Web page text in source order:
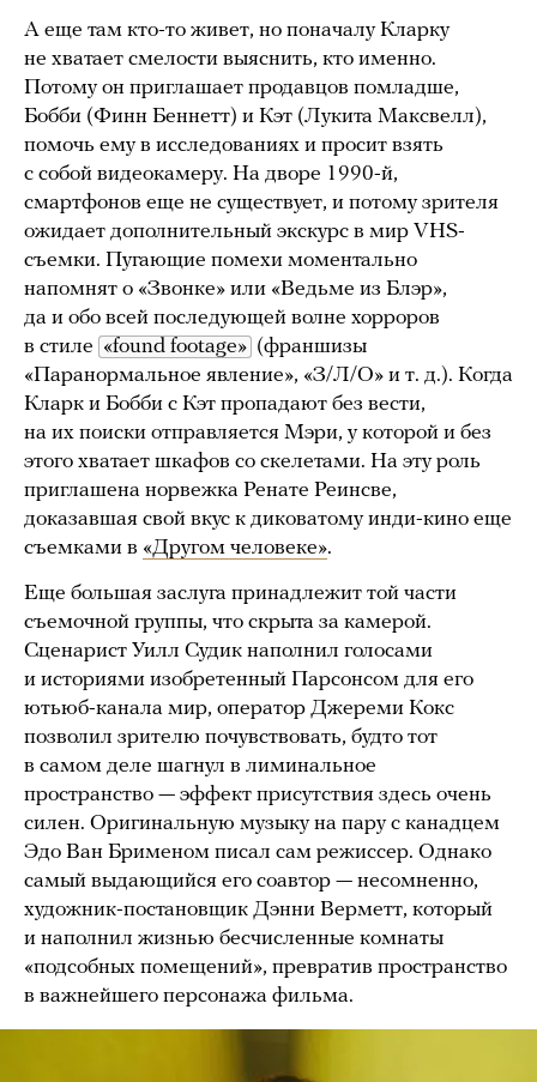
А еще там кто-то живет, но поначалу Кларку
не хватает смелости выяснить, кто именно.
Потому он приглашает продавцов помладше,
Бобби (Финн Беннетт) и Кэт (Лукита Максвелл),
помочь ему в исследованиях и просит взять
с собой видеокамеру. На дворе 1990-й,
смартфонов еще не существует, и потому зрителя
ожидает дополнительный экскурс в мир VHS-
съемки. Пугающие помехи моментально
напомнят о «Звонке» или «Ведьме из Блэр»,
да и обо всей последующей волне хорроров
в стиле «found footage» (франшизы
«Паранормальное явление», «З/Л/О» и т. д.). Когда
Кларк и Бобби с Кэт пропадают без вести,
на их поиски отправляется Мэри, у которой и без
этого хватает шкафов со скелетами. На эту роль
приглашена норвежка Ренате Реинсве,
доказавшая свой вкус к диковатому инди-кино еще
съемками в «Другом человеке».
Еще большая заслуга принадлежит той части
съемочной группы, что скрыта за камерой.
Сценарист Уилл Судик наполнил голосами
и историями изобретенный Парсонсом для его
ютьюб-канала мир, оператор Джереми Кокс
позволил зрителю почувствовать, будто тот
в самом деле шагнул в лиминальное
пространство — эффект присутствия здесь очень
силен. Оригинальную музыку на пару с канадцем
Эдо Ван Брименом писал сам режиссер. Однако
самый выдающийся его соавтор — несомненно,
художник-постановщик Дэнни Верметт, который
и наполнил жизнью бесчисленные комнаты
«подсобных помещений», превратив пространство
в важнейшего персонажа фильма.